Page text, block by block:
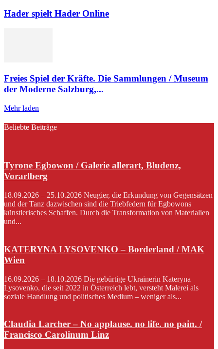
Hader spielt Hader Online
Freies Spiel der Kräfte. Die Sammlungen / Museum
der Moderne Salzburg,...
Mehr laden
Beliebte Beiträge
Tyrone Egbowon / Galerie allerart, Bludenz,
Vorarlberg
18.09.2026 – 25.10.2026 Neugier, die Erkundung von Gegensätzen
und der Tanz dazwischen sind die Triebfedern für Egbowons
künstlerisches Schaffen. Durch die Transformation von Materialien
und...
KATERYNA LYSOVENKO – Borderland / MAK
Wien
16.09.2026 – 18.10.2026 Die gebürtige Ukrainerin Kateryna
Lysovenko, die seit 2022 in Österreich lebt, versteht Malerei als
soziale Handlung und politisches Medium – weniger als...
Claudia Larcher – No applause. no life. no pain. /
Francisco Carolinum Linz